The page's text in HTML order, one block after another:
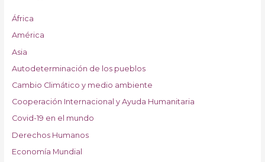
África
América
Asia
Autodeterminación de los pueblos
Cambio Climático y medio ambiente
Cooperación Internacional y Ayuda Humanitaria
Covid-19 en el mundo
Derechos Humanos
Economía Mundial